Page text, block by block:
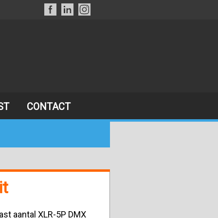
CONTACT
aantal XLR-5P DMX